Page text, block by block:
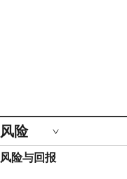
风险
风险与回报